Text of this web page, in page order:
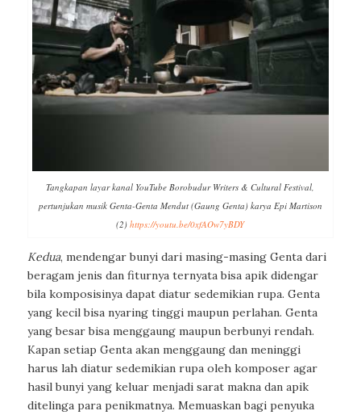
Tangkapan layar kanal YouTube Borobudur Writers & Cultural Festival,
pertunjukan musik Genta-Genta Mendut (Gaung Genta) karya Epi Martison
(2)https://youtu.be/0xfAOw7yBDY
Kedua, mendengar bunyi dari masing-masing Genta dari
beragam jenis dan fiturnya ternyata bisa apik didengar
bila komposisinya dapat diatur sedemikian rupa. Genta
yang kecil bisa nyaring tinggi maupun perlahan. Genta
yang besar bisa menggaung maupun berbunyi rendah.
Kapan setiap Genta akan menggaung dan meninggi
harus lah diatur sedemikian rupa oleh komposer agar
hasil bunyi yang keluar menjadi sarat makna dan apik
ditelinga para penikmatnya. Memuaskan bagi penyuka